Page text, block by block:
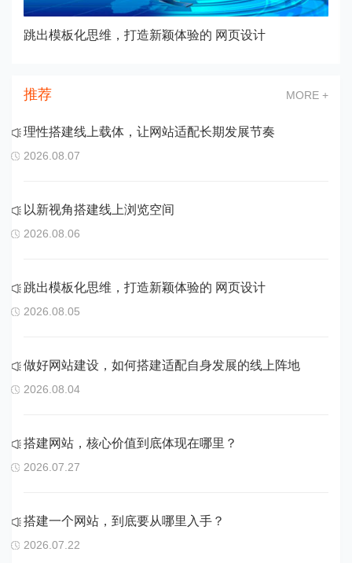
跳出模板化思维，打造新颖体验的 网页设计
推荐 MORE +
理性搭建线上载体，让网站适配长期发展节奏
2026.08.07
以新视角搭建线上浏览空间
2026.08.06
跳出模板化思维，打造新颖体验的 网页设计
2026.08.05
做好网站建设，如何搭建适配自身发展的线上阵地
2026.08.04
搭建网站，核心价值到底体现在哪里？
2026.07.27
搭建一个网站，到底要从哪里入手？
2026.07.22